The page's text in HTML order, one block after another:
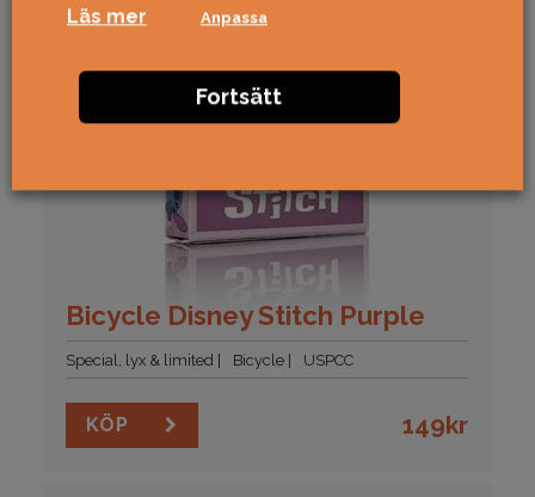
Bicycle Disney Stitch Purple
Special, lyx & limited Bicycle USPCC
KÖP 149kr
Läs mer Anpassa
Fortsätt